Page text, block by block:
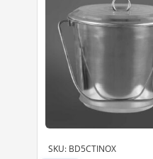
SKU: BD5CTINOX